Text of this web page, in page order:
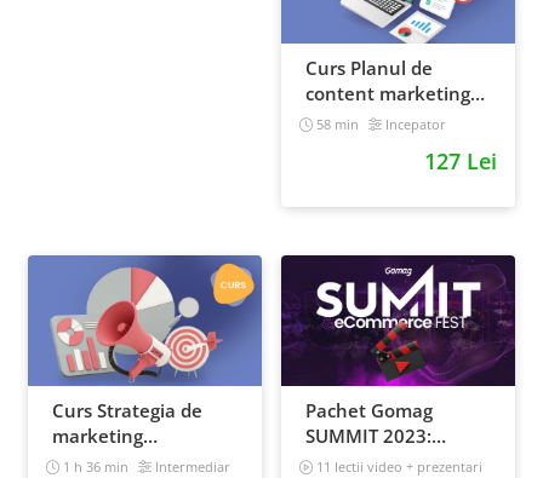
Curs Planul de
content marketing
pentru un magazin
58 min Incepator
127 Lei
Curs Strategia de
marketing
multichannel
1 h 36 min Intermediar
Pachet Gomag
SUMMIT 2023:
inregistrari +
11 lectii video + prezentari